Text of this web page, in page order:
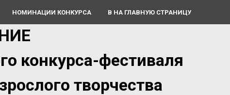
НОМИНАЦИИ КОНКУРСА В НА ГЛАВНУЮ СТРАНИЦУ
конкурса-фестиваля
творчества